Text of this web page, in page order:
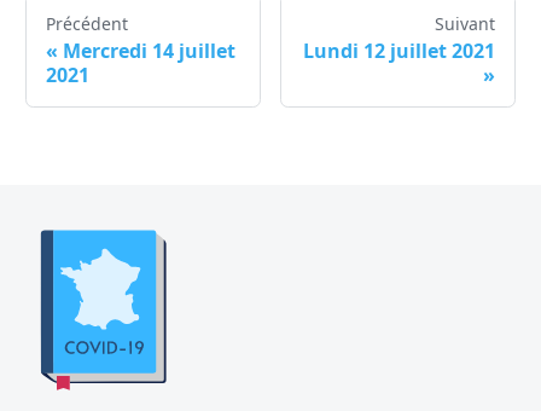
Précédent
« Mercredi 14 juillet
2021
Suivant
Lundi 12 juillet 2021
»